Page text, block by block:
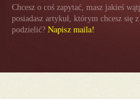
Chcesz o coś zapytać, masz jakieś
posiadasz artykuł, którym chcesz się
podzielić? Napisz maila!